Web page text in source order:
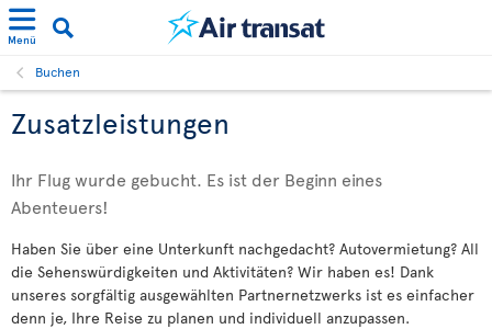
Menü
Buchen
Zusatzleistungen
Ihr Flug wurde gebucht. Es ist der Beginn eines
Abenteuers!
Haben Sie über eine Unterkunft nachgedacht? Autovermietung? All
die Sehenswürdigkeiten und Aktivitäten? Wir haben es! Dank
unseres sorgfältig ausgewählten Partnernetzwerks ist es einfacher
denn je, Ihre Reise zu planen und individuell anzupassen.